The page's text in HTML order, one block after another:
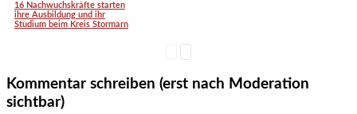
16 Nachwuchskräfte starten
ihre Ausbildung und ihr
Studium beim Kreis Stormarn
Kommentar schreiben (erst nach Moderation
sichtbar)